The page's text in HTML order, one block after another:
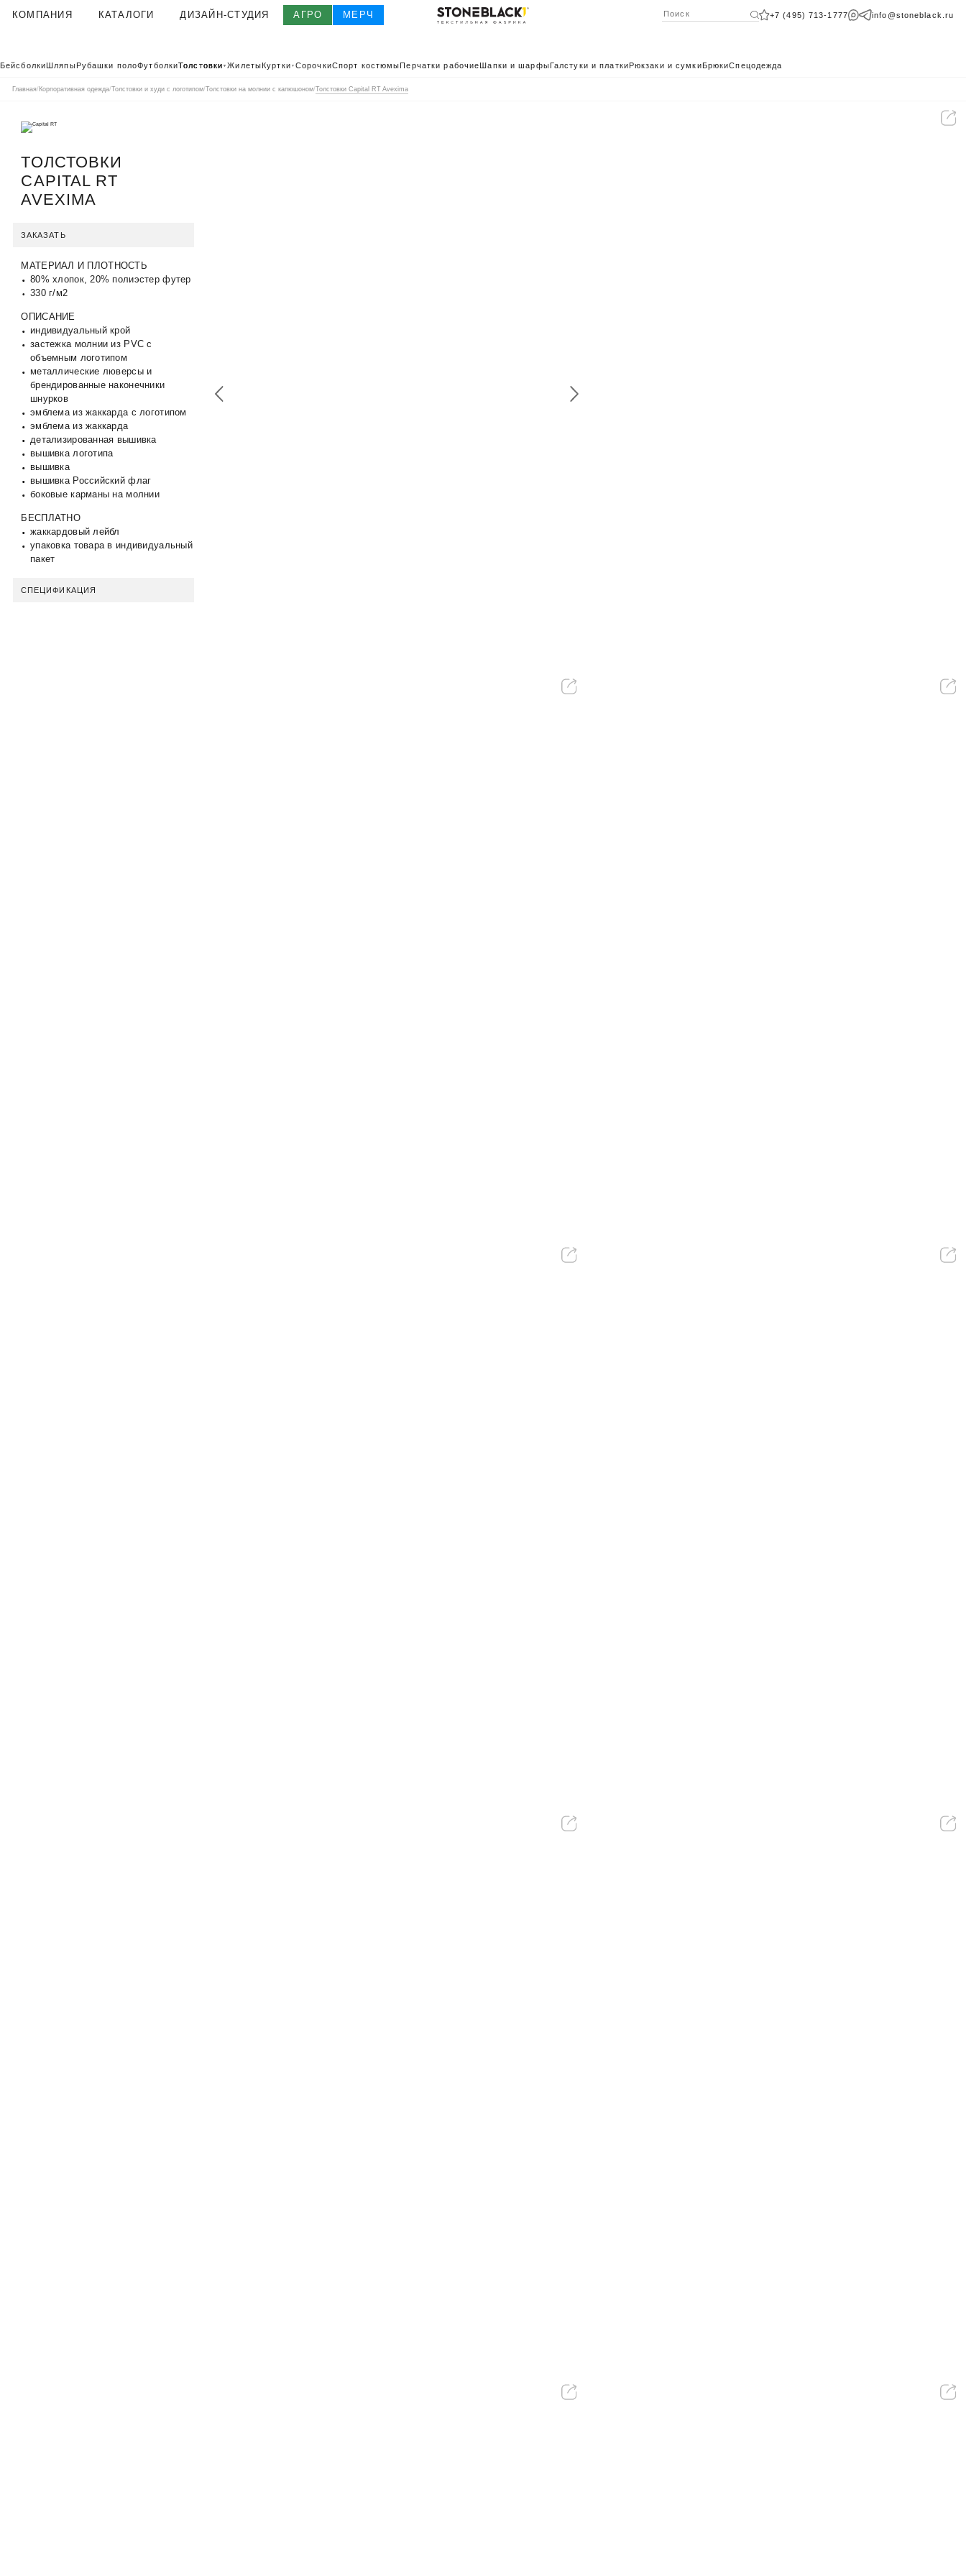
КОМПАНИЯ
О КОМПАНИИ
КЛИЕНТЫ
ПОЛЬЗОВАТЕЛЬСКОЕ СОГЛАШЕНИЕ
ГАРАНТИИ И КАЧЕСТВО
КОНТАКТЫ
КАТАЛОГИ
КАТАЛОГ 2026
ДИЗАЙН-СТУДИЯ АГРО МЕРЧ +7 (495) 713-1777 info@stoneblack.ru
БейсболкиШляпыРубашки полоФутболкиТолстовки ▼ ЖилетыКуртки ▼ СорочкиСпорт костюмыПерчатки рабочиеШапки и шарфыГалстуки и платкиРюкзаки и сумкиБрюкиСпецодежда
Главная/ Корпоративная одежда/Толстовки и худи с логотипом/Толстовки на молнии с капюшоном/Толстовки Capital RT Avexima
ТОЛСТОВКИ
CAPITAL RT
AVEXIMA
ЗАКАЗАТЬ
МАТЕРИАЛ И ПЛОТНОСТЬ
80% хлопок, 20% полиэстер футер
330 г/м2
ОПИСАНИЕ
индивидуальный крой
застежка молнии из PVC c
объемным логотипом
металлические люверсы и
брендированные наконечники
шнурков
эмблема из жаккарда с логотипом
эмблема из жаккарда
детализированная вышивка
вышивка логотипа
вышивка
вышивка Российский флаг
боковые карманы на молнии
БЕСПЛАТНО
жаккардовый лейбл
упаковка товара в индивидуальный
пакет
СПЕЦИФИКАЦИЯ